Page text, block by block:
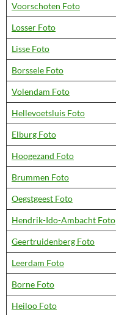
Voorschoten Foto
Losser Foto
Lisse Foto
Borssele Foto
Volendam Foto
Hellevoetsluis Foto
Elburg Foto
Hoogezand Foto
Brummen Foto
Oegstgeest Foto
Hendrik-Ido-Ambacht Foto
Geertruidenberg Foto
Leerdam Foto
Borne Foto
Heiloo Foto